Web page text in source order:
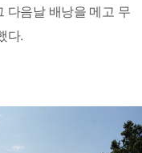
다음날 배낭을 메고 무
다.